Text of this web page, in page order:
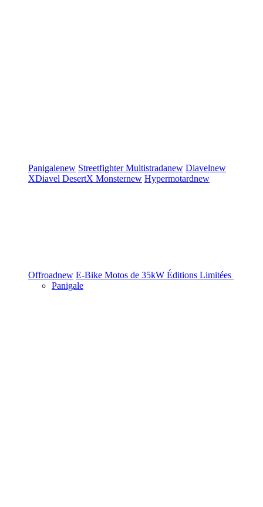
Panigalenew StreetfighterMultistradanew Diavelnew
XDiavel DesertX Monsternew Hypermotardnew
Offroadnew E-Bike Motos de 35kW Éditions Limitées
Panigale